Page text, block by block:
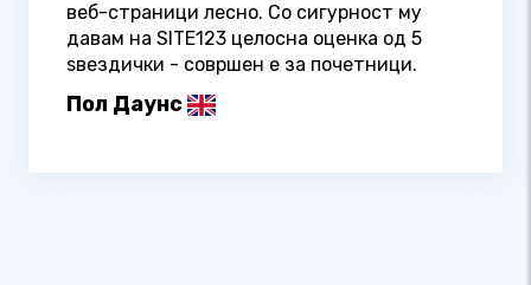
веб-страници лесно. Со сигурност му
давам на SITE123 целосна оценка од 5
ѕвездички - совршен е за почетници.
Пол Даунс